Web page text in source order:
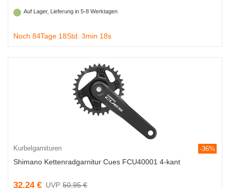
Auf Lager, Lieferung in 5-8 Werktagen
Noch 84Tage 18Std. 3min 18s
Kurbelgarnituren -36%
Shimano Kettenradgarnitur Cues FCU40001 4-kant
32,24 € 50,95 €